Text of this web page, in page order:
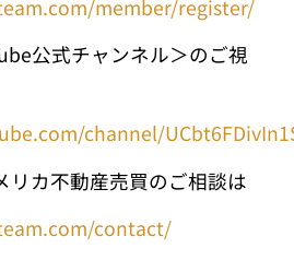
member/register/
公式チャンネル＞のご視
channel/
リカ不動産売買のご相談は
contact/